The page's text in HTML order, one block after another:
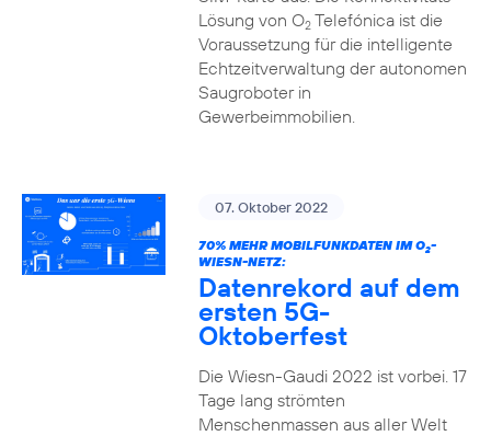
Lösung von O2Telefónica ist die
Voraussetzung für die intelligente
Echtzeitverwaltung der autonomen
Saugroboter in
Gewerbeimmobilien.
07. Oktober 2022
70% MEHR MOBILFUNKDATEN IM O2-
WIESN-NETZ:
Datenrekord auf dem
ersten 5G-
Oktoberfest
Die Wiesn-Gaudi 2022 ist vorbei. 17
Tage lang strömten
Menschenmassen aus aller Welt